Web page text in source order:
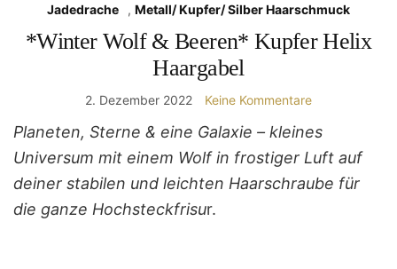
Jadedrache , Metall/ Kupfer/ Silber Haarschmuck
*Winter Wolf & Beeren* Kupfer Helix
Haargabel
2. Dezember 2022 Keine Kommentare
Planeten, Sterne & eine Galaxie – kleines
Universum mit einem Wolf in frostiger Luft auf
deiner stabilen und leichten Haarschraube für
die ganze Hochsteckfrisur.